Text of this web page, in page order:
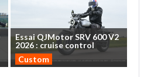
EssaiQJMotorSRV 600V2
2026 : cruise control
Custom